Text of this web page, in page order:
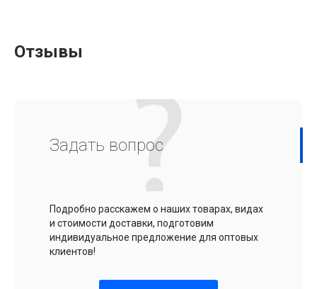
Отзывы
Задать вопрос
Подробно расскажем о наших товарах, видах
и стоимости доставки, подготовим
индивидуальное предложение для оптовых
клиентов!